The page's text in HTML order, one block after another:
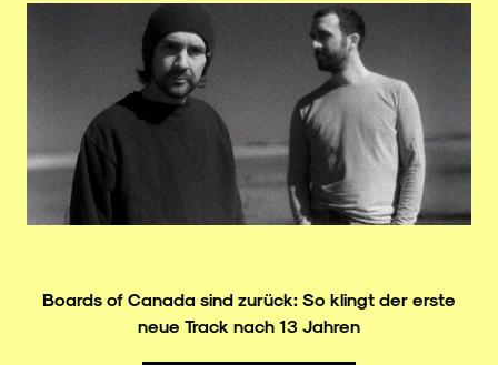
Boards of Canada sind zurück: So klingt der erste
neue Track nach 13 Jahren